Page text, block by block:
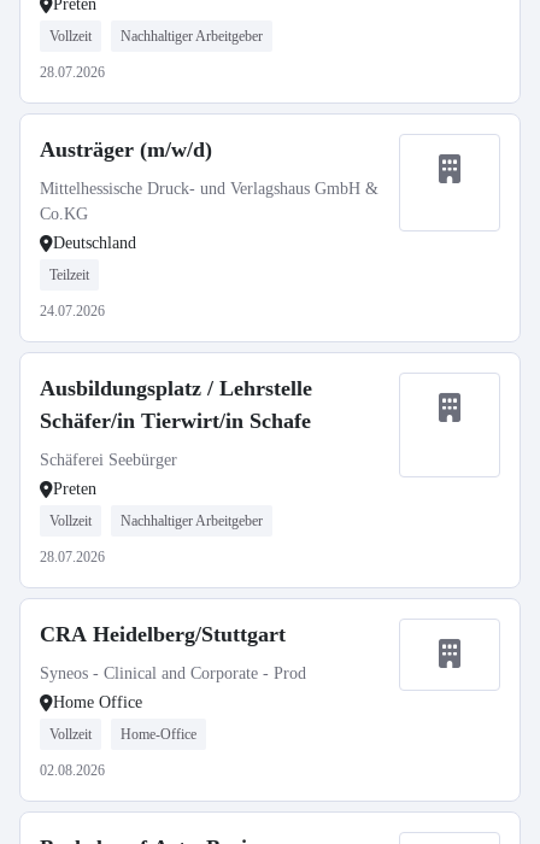
Preten
Vollzeit Nachhaltiger Arbeitgeber
28.07.2026
Austräger (m/w/d)
Mittelhessische Druck- und Verlagshaus GmbH &
Co.KG
Deutschland
Teilzeit
24.07.2026
Ausbildungsplatz / Lehrstelle
Schäfer/in Tierwirt/in Schafe
Schäferei Seebürger
Preten
Vollzeit Nachhaltiger Arbeitgeber
28.07.2026
CRA Heidelberg/Stuttgart
Syneos - Clinical and Corporate - Prod
Home Office
Vollzeit Home-Office
02.08.2026